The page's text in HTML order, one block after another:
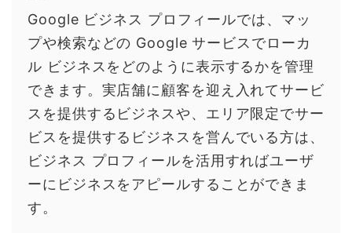
Google ビジネス プロフィールでは、マッ
プや検索などの Google サービスでローカ
ル ビジネスをどのように表示するかを管理
できます。実店舗に顧客を迎え入れてサービ
スを提供するビジネスや、エリア限定でサー
ビスを提供するビジネスを営んでいる方は、
ビジネス プロフィールを活用すればユーザ
ーにビジネスをアピールすることができま
す。